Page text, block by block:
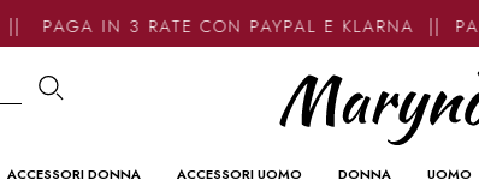
|| PAGA IN 3 RATE CON PAYPAL E KLARNA ||
ACCESSORI DONNA ACCESSORI UOMO DONNA UOMO